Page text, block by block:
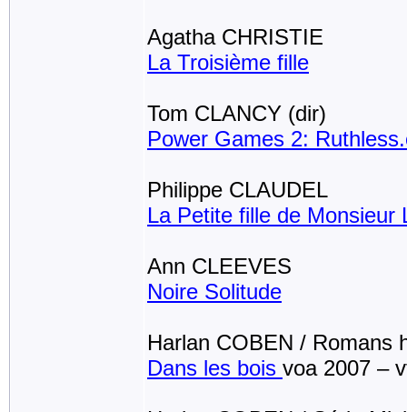
Agatha CHRISTIE
La Troisième fille
Tom CLANCY (dir)
Power Games 2:
Philippe CLAUDEL
La Petite fille de Monsieur
Ann CLEEVES
Noire Solitude
Harlan COBEN / Romans
Dans les bois voa 2007 –